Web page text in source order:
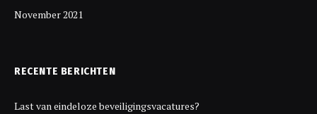
November 2021
RECENTE BERICHTEN
Last van eindeloze beveiligingsvacatures?